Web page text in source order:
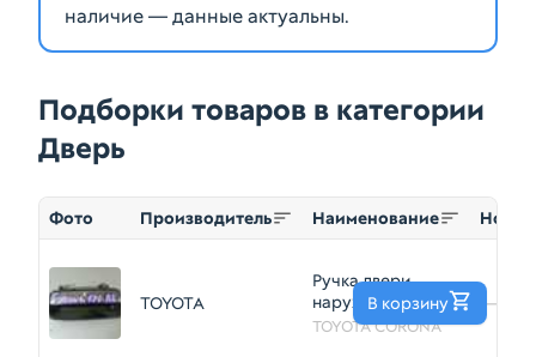
наличие — данные актуальны.
Подборки товаров в категории
Дверь
Фото Производитель Наименование Номер
TOYOTA
Ручка двери
наружная TOYOTA
CORONA AT170
TOYOTA CORONA
—
В корзину